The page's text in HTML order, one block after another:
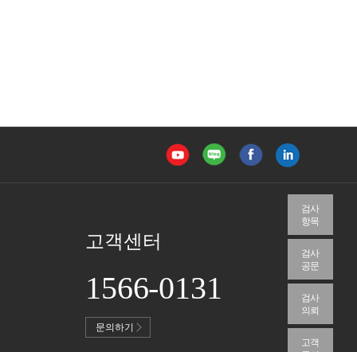
검사
항목
검사
공문
검사
의뢰
고객
고객센터
1566-0131
문의하기